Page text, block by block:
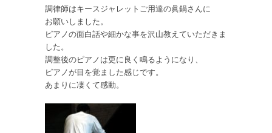
調律師はキースジャレットご用達の眞鍋さんに
お願いしました。
ピアノの面白話や細かな事を沢山教えていただきま
した。
調整後のピアノは更に良く鳴るようになり、
ピアノが目を覚ました感じです。
あまりに凄くて感動。